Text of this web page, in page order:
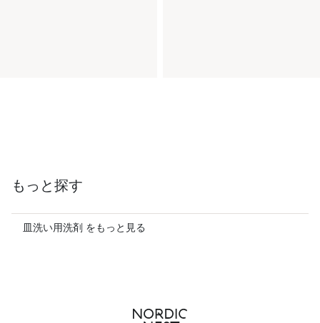
もっと探す
皿洗い用洗剤 をもっと見る